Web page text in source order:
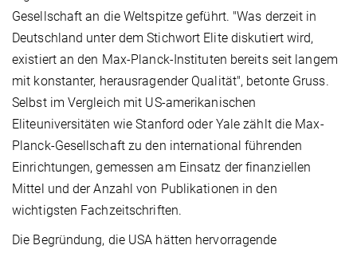
Gesellschaft an die Weltspitze geführt. "Was derzeit in
Deutschland unter dem Stichwort Elite diskutiert wird,
existiert an den Max-Planck-Instituten bereits seit langem
mit konstanter, herausragender Qualität", betonte Gruss.
Selbst im Vergleich mit US-amerikanischen
Eliteuniversitäten wie Stanford oder Yale zählt die Max-
Planck-Gesellschaft zu den international führenden
Einrichtungen, gemessen am Einsatz der finanziellen
Mittel und der Anzahl von Publikationen in den
wichtigsten Fachzeitschriften.
Die Begründung, die USA hätten hervorragende